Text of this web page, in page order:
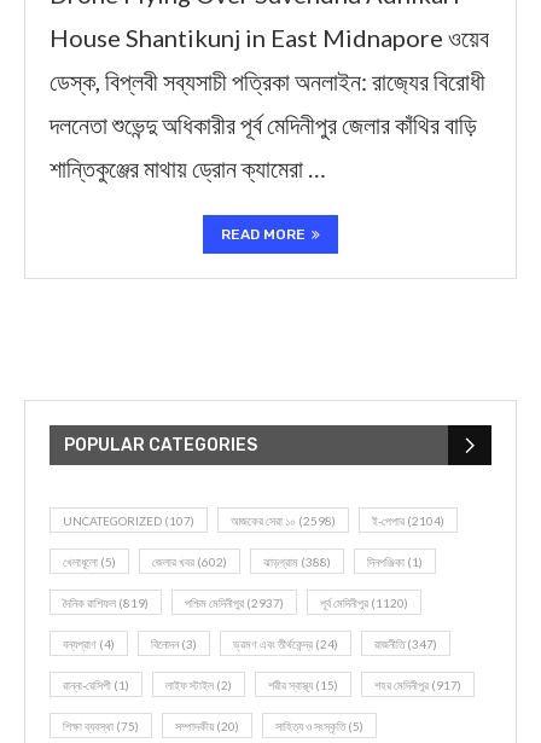
House Shantikunj in East Midnapore ওয়েব
ডেস্ক, বিপ্লবী সব্যসাচী পত্রিকা অনলাইন: রাজ‍্যের বিরোধী
দলনেতা শুভেন্দু অধিকারীর পূর্ব মেদিনীপুর জেলার কাঁথির বাড়ি
শান্তিকুঞ্জের মাথায় ড্রোন ক্যামেরা …
READ MORE
POPULAR CATEGORIES
UNCATEGORIZED (107) আজকের সেরা ১০ (2598) ই-পেপার (2104)
খেলাধূলো (5) জেলার খবর (602) ঝাড়গ্রাম (388) দিনপঞ্জিকা (1)
দৈনিক রাশিফল (819) পশ্চিম মেদিনীপুর (2937) পূর্ব মেদিনীপুর (1120)
বন্যপ্রাণ (4) বিনোদন(3) ভ্রমণ এবং তীর্থকেন্দ্র (24) রাজনীতি(347)
রান্না-রেসিপী (1) লাইফ স্টাইল (2) শরীর স্বাস্থ্য (15) শহর মেদিনীপুর (917)
শিক্ষা ব্যবস্থা (75) সম্পাদকীয় (20) সাহিত্য ও সংস্কৃতি(5)